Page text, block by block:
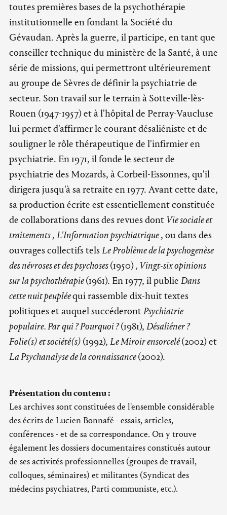
toutes premières bases de la psychothérapie
institutionnelle en fondant la Société du
Gévaudan. Après la guerre, il participe, en tant que
conseiller technique du ministère de la Santé, à une
série de missions, qui permettront ultérieurement
au groupe de Sèvres de définir la psychiatrie de
secteur. Son travail sur le terrain à Sotteville-lès-
Rouen (1947-1957) et à l'hôpital de Perray-Vaucluse
lui permet d'affirmer le courant désaliéniste et de
souligner le rôle thérapeutique de l'infirmier en
psychiatrie. En 1971, il fonde le secteur de
psychiatrie des Mozards, à Corbeil-Essonnes, qu'il
dirigera jusqu'à sa retraite en 1977. Avant cette date,
sa production écrite est essentiellement constituée
de collaborations dans des revues dont Vie sociale et
traitements, L'Information psychiatrique, ou dans des
ouvrages collectifs telsLe Problème de la psychogenèse
des névroses et des psychoses(1950), Vingt-six opinions
sur la psychothérapie(1961). En 1977, il publie Dans
cette nuit peupléequi rassemble dix-huit textes
politiques et auquel succéderontPsychiatrie
populaire. Par qui ? Pourquoi ?(1981), Désaliéner ?
Folie(s) et société(s) (1992), Le Miroir ensorcelé(2002) et
La Psychanalyse de la connaissance(2002).
Présentation du contenu :
Les archives sont constituées de l'ensemble considérable
des écrits de Lucien Bonnafé - essais, articles,
conférences - et de sa correspondance. On y trouve
également les dossiers documentaires constitués autour
de ses activités professionnelles (groupes de travail,
colloques, séminaires) et militantes (Syndicat des
médecins psychiatres, Parti communiste, etc.).